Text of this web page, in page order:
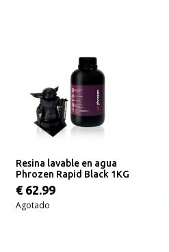
Resina lavable en agua
Phrozen Rapid Black 1KG
€ 62.99
Agotado